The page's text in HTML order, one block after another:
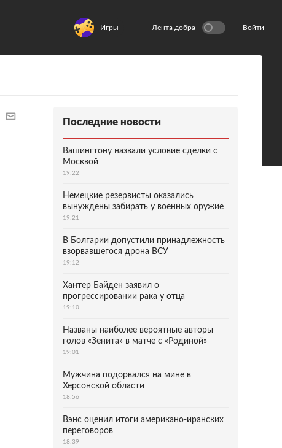
Игры Лента добра Войти
Последние новости
Вашингтону назвали условие сделки с
Москвой
19:22
Немецкие резервисты оказались
вынуждены забирать у военных оружие
19:21
В Болгарии допустили принадлежность
взорвавшегося дрона ВСУ
19:12
Хантер Байден заявил о
прогрессировании рака у отца
19:10
Названы наиболее вероятные авторы
голов «Зенита» в матче с «Родиной»
19:01
Мужчина подорвался на мине в
Херсонской области
18:56
Вэнс оценил итоги американо-иранских
переговоров
18:39